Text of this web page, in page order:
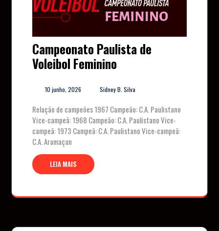
Campeonato Paulista de
Voleibol Feminino
10 junho, 2026 Sidney B. Silva
Relação de campeões 1967 Campeão: C.A. Paulistano
Vice-campeã: 1968 Campeão: C.A. Paulistano Vice-
campeã: 1973 Campeã: C.A. Paulistano Vice-campeã:
C.A. Aramaçan
LEIA MAIS